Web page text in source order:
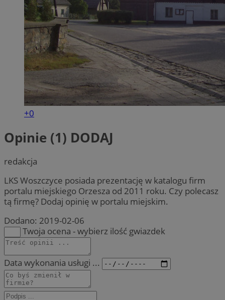
+0
Opinie (1) DODAJ
redakcja
LKS Woszczyce posiada prezentację w katalogu firm
portalu miejskiego Orzesza od 2011 roku. Czy polecasz
tą firmę? Dodaj opinię w portalu miejskim.
Dodano: 2019-02-06
Twoja ocena - wybierz ilość gwiazdek
Data wykonania usługi ...